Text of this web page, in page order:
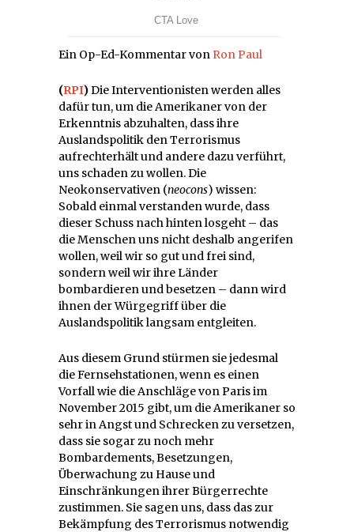
Ein Op-Ed-Kommentar von Ron Paul
(RPI)Die Interventionisten werden alles
dafür tun, um die Amerikaner von der
Erkenntnis abzuhalten, dass ihre
Auslandspolitik den Terrorismus
aufrechterhält und andere dazu verführt,
uns schaden zu wollen. Die
Neokonservativen (neocons) wissen:
Sobald einmal verstanden wurde, dass
dieser Schuss nach hinten losgeht – das
die Menschen uns nicht deshalb angerifen
wollen, weil wir so gut und frei sind,
sondern weil wir ihre Länder
bombardieren und besetzen – dann wird
ihnen der Würgegriff über die
Auslandspolitik langsam entgleiten.
Aus diesem Grund stürmen sie jedesmal
die Fernsehstationen, wenn es einen
Vorfall wie die Anschläge von Paris im
November 2015 gibt, um die Amerikaner so
sehr in Angst und Schrecken zu versetzen,
dass sie sogar zu noch mehr
Bombardements, Besetzungen,
Überwachung zu Hause und
Einschränkungen ihrer Bürgerrechte
zustimmen. Sie sagen uns, dass das zur
Bekämpfung des Terrorismus notwendig